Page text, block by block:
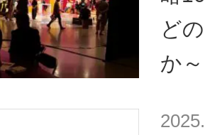
ど
か～